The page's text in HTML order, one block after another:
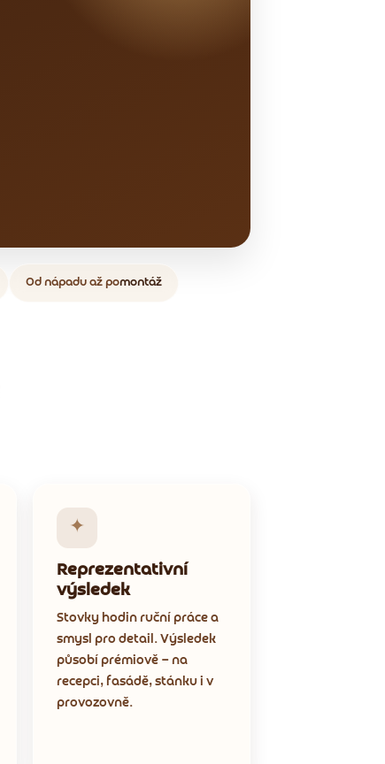
Od nápadu až pomontáž
✦
Reprezentativní
výsledek
Stovky hodin ruční práce a
smysl pro detail. Výsledek
působí prémiově — na
recepci, fasádě, stánku i v
provozovně.